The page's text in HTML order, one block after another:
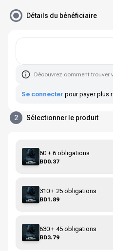
Noté 4,45 sur
Détails du bénéficiaire
Découvrez comment trouver
Se connecter pour payer plus
2 Sélectionner le produit
60 + 6 obligations
BD0.37
310 + 25 obligations
BD1.89
630 + 45 obligations
BD3.79